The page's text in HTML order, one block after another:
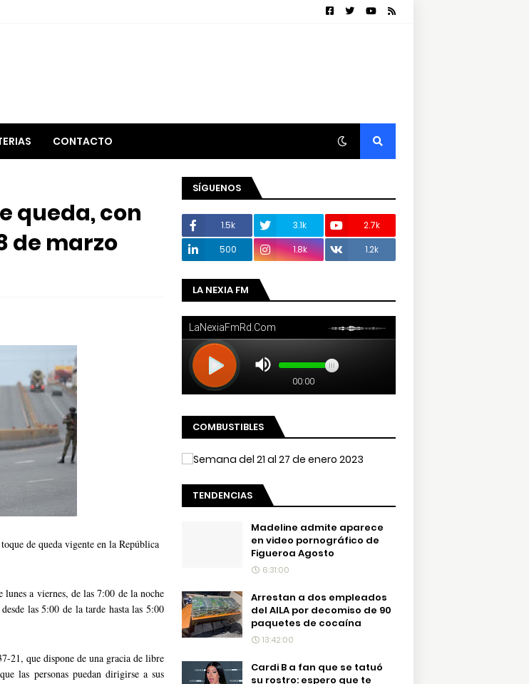
CONTACTO
queda, con
de marzo
de queda vigente en la República
a viernes, de las 7:00 de la noche
las 5:00 de la tarde hasta las 5:00
21, que dispone de una gracia de libre
las personas puedan dirigirse a sus
SÍGUENOS
1.5k 3.1k
2.7k
500
1.8k 1.2k
LA NEXIA FM
COMBUSTIBLES
TENDENCIAS
Madeline admite aparece
en video pornográfico de
Figueroa Agosto
6:31:00
Arrestan a dos empleados
del AILA por decomiso de 90
paquetes de cocaína
13:42:00
Cardi B a fan que se tatuó
su rostro: espero que te